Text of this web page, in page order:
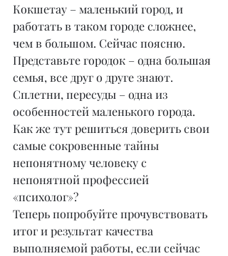
Кокшетау – маленький город, и
работать в таком городе сложнее,
чем в большом. Сейчас поясню.
Представьте городок – одна большая
семья, все друг о друге знают.
Сплетни, пересуды – одна из
особенностей маленького города.
Как же тут решиться доверить свои
самые сокровенные тайны
непонятному человеку с
непонятной профессией
«психолог»?
Теперь попробуйте прочувствовать
итог и результат качества
выполняемой работы, если сейчас